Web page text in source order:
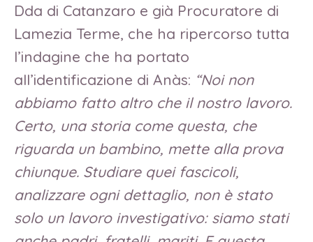
Dda di Catanzaro e già Procuratore di
Lamezia Terme, che ha ripercorso tutta
l’indagine che ha portato
all’identificazione di Anàs: “Noi non
abbiamo fatto altro che il nostro lavoro.
Certo, una storia come questa, che
riguarda un bambino, mette alla prova
chiunque. Studiare quei fascicoli,
analizzare ogni dettaglio, non è stato
solo un lavoro investigativo: siamo stati